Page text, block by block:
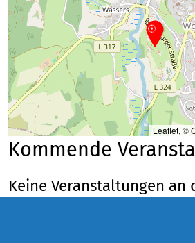
Leaflet, ©
Kommende
Keine Veranstaltungen an